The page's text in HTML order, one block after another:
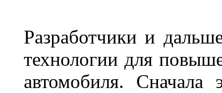
Разработчики и
технологии для
автомобиля.